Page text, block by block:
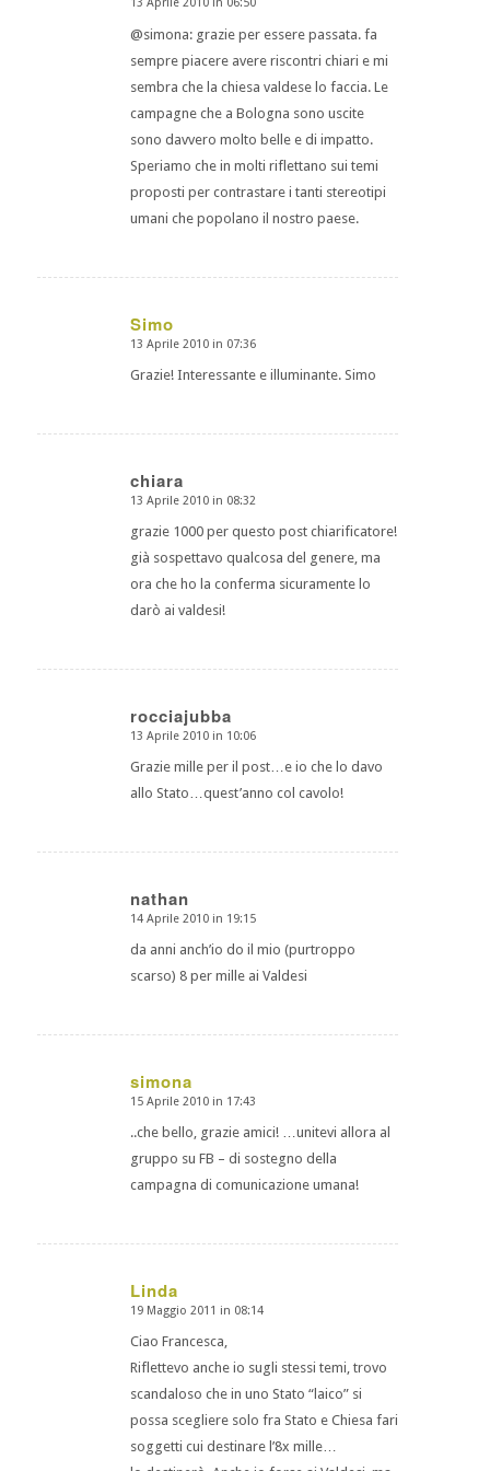
dice:
13 Aprile 2010 in 06:50
@simona: grazie per essere passata. fa
sempre piacere avere riscontri chiari e mi
sembra che la chiesa valdese lo faccia. Le
campagne che a Bologna sono uscite
sono davvero molto belle e di impatto.
Speriamo che in molti riflettano sui temi
proposti per contrastare i tanti stereotipi
umani che popolano il nostro paese.
Simo
dice:
13 Aprile 2010 in 07:36
Grazie! Interessante e illuminante. Simo
chiara
dice:
13 Aprile 2010 in 08:32
grazie 1000 per questo post chiarificatore!
già sospettavo qualcosa del genere, ma
ora che ho la conferma sicuramente lo
darò ai valdesi!
rocciajubba
dice:
13 Aprile 2010 in 10:06
Grazie mille per il post…e io che lo davo
allo Stato…quest’anno col cavolo!
nathan
dice:
14 Aprile 2010 in 19:15
da anni anch’io do il mio (purtroppo
scarso) 8 per mille ai Valdesi
simona
dice:
15 Aprile 2010 in 17:43
..che bello, grazie amici! …unitevi allora al
gruppo su FB – di sostegno della
campagna di comunicazione umana!
Linda
dice:
19 Maggio 2011 in 08:14
Ciao Francesca,
Riflettevo anche io sugli stessi temi, trovo
scandaloso che in uno Stato “laico” si
possa scegliere solo fra Stato e Chiesa fari
soggetti cui destinare l’8x mille…